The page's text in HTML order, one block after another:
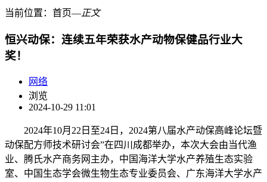
当前位置： 首页―正文
恒兴动保：连续五年荣获水产动物保健品行业大
奖！
网络
浏览
2024-10-29 11:01
2024年10月22日至24日，2024第八届水产动保高峰论坛暨
动保配方师技术研讨会”在四川成都举办，本次大会由当代渔
业、腾氏水产商务网主办，中国海洋大学水产养殖生态实验
室、中国生态学会微生物生态专业委员会、广东海洋大学水产